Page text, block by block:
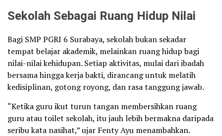
Sekolah Sebagai Ruang Hidup Nilai
Bagi SMP PGRI 6 Surabaya, sekolah bukan sekadar
tempat belajar akademik, melainkan ruang hidup bagi
nilai-nilai kehidupan. Setiap aktivitas, mulai dari ibadah
bersama hingga kerja bakti, dirancang untuk melatih
kedisiplinan, gotong royong, dan rasa tanggung jawab.
“Ketika guru ikut turun tangan membersihkan ruang
guru atau toilet sekolah, itu jauh lebih bermakna daripada
seribu kata nasihat,” ujar Fenty Ayu menambahkan.